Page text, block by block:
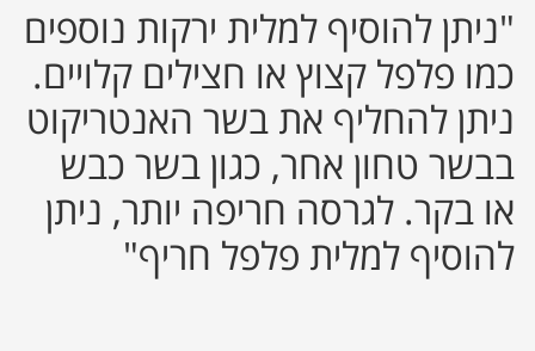
"ניתן להוסיף למלית ירקות נוספים
כמו פלפל קצוץ או חצילים קלויים.
ניתן להחליף את בשר האנטריקוט
בבשר טחון אחר, כגון בשר כבש
או בקר. לגרסה חריפה יותר, ניתן
להוסיף למלית פלפל חריף"